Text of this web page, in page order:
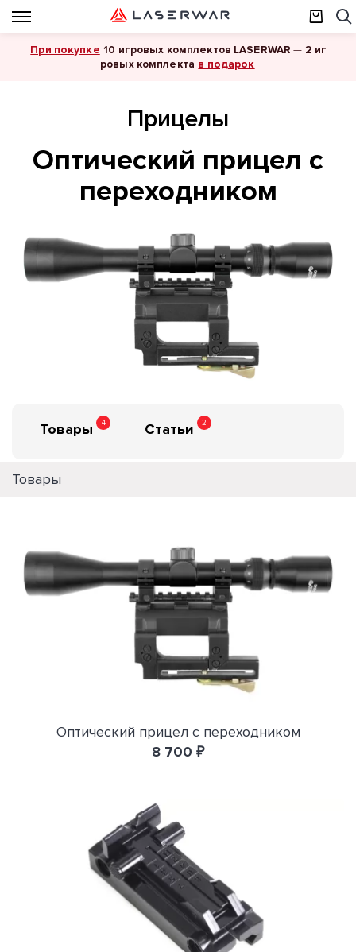
При покупке 10 игровых комплектов LASERWAR — 2 иг
ровых комплекта в подарок
Прицелы
Оптический прицел с
переходником
Товары 4 Статьи 2
Товары
Оптический прицел с переходником
8 700 ₽